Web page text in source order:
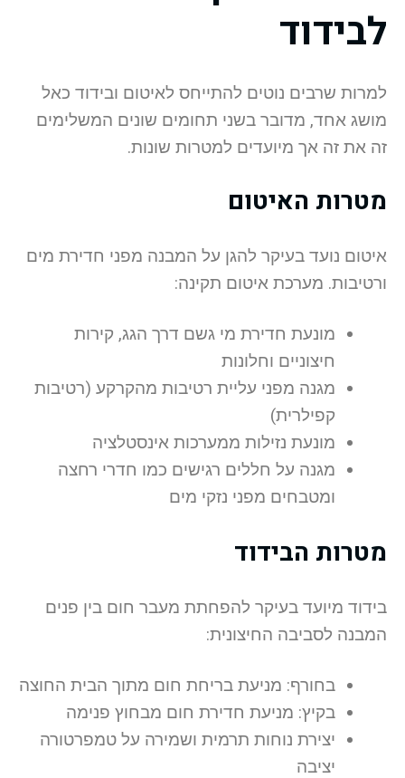
לבידוד
למרות שרבים נוטים להתייחס לאיטום ובידוד כאל
מושג אחד, מדובר בשני תחומים שונים המשלימים
זה את זה אך מיועדים למטרות שונות.
מטרות האיטום
איטום נועד בעיקר להגן על המבנה מפני חדירת מים
ורטיבות. מערכת איטום תקינה:
מונעת חדירת מי גשם דרך הגג, קירות
חיצוניים וחלונות
מגנה מפני עליית רטיבות מהקרקע (רטיבות
קפילרית)
מונעת נזילות ממערכות אינסטלציה
מגנה על חללים רגישים כמו חדרי רחצה
ומטבחים מפני נזקי מים
מטרות הבידוד
בידוד מיועד בעיקר להפחתת מעבר חום בין פנים
המבנה לסביבה החיצונית:
בחורף: מניעת בריחת חום מתוך הבית החוצה
בקיץ: מניעת חדירת חום מבחוץ פנימה
יצירת נוחות תרמית ושמירה על טמפרטורה
יציבה